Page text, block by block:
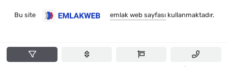
Bu site emlak web sayfasıkullanmaktadır.